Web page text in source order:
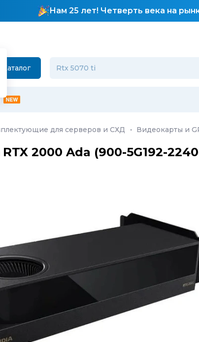
Нам 25 лет! Четверть века на
Каталог
для серверов и СХД · Видеокарты и
2000 Ada (900-5G192-